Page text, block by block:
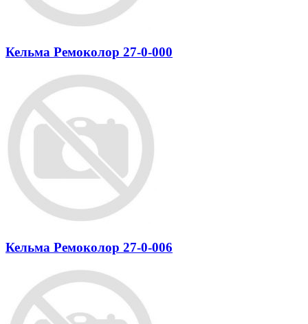
Кельма Ремоколор 27-0-000
Кельма Ремоколор 27-0-006